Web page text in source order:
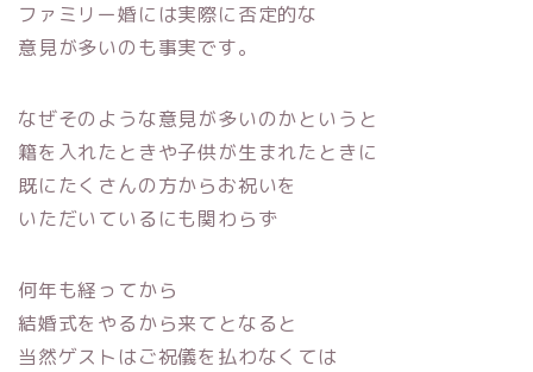
ファミリー婚には実際に否定的な
意見が多いのも事実です。
なぜそのような意見が多いのかというと
籍を入れたときや子供が生まれたときに
既にたくさんの方からお祝いを
いただいているにも関わらず
何年も経ってから
結婚式をやるから来てとなると
当然ゲストはご祝儀を払わなくては